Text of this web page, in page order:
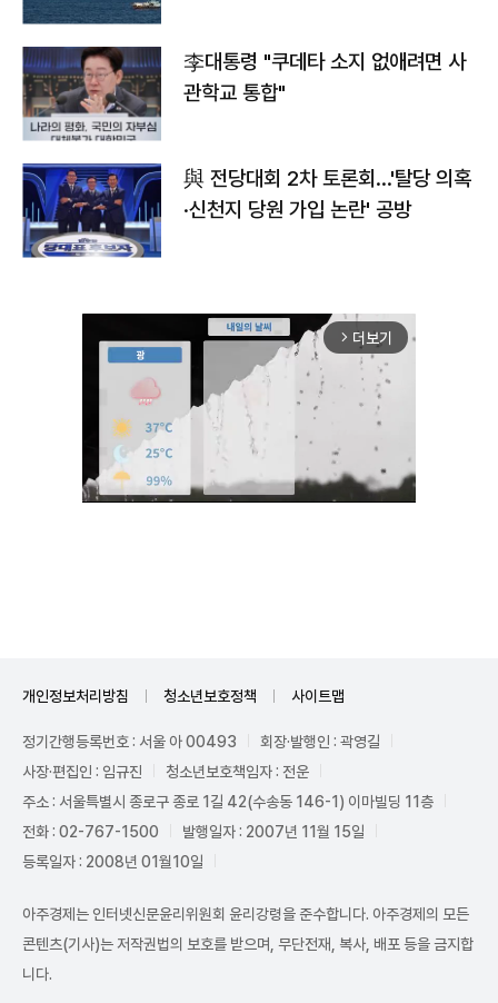
李대통령 "쿠데타 소지 없애려면 사
관학교 통합"
與 전당대회 2차 토론회…'탈당 의혹
·신천지 당원 가입 논란' 공방
arrow_forward_ios 더보기
개인정보처리방침 청소년보호정책 사이트맵
정기간행등록번호 : 서울 아 00493
회장·발행인 : 곽영길
사장·편집인 : 임규진
청소년보호책임자 : 전운
주소 : 서울특별시 종로구 종로 1길 42(수송동 146-1) 이마빌딩 11층
전화 : 02-767-1500
발행일자 : 2007년 11월 15일
등록일자 : 2008년 01월10일
아주경제는 인터넷신문윤리위원회 윤리강령을 준수합니다. 아주경제의 모든
콘텐츠(기사)는 저작권법의 보호를 받으며, 무단전재, 복사, 배포 등을 금지합
니다.